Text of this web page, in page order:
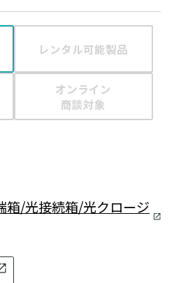
レンタル可能製品
オンライン
商談対象
/光接続箱/光クロージ